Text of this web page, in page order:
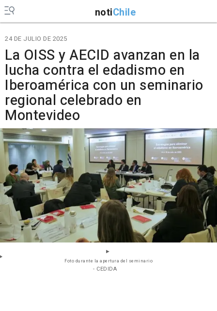
notiChile
24 DE JULIO DE 2025
La OISS y AECID avanzan en la
lucha contra el edadismo en
Iberoamérica con un seminario
regional celebrado en
Montevideo
Foto durante la apertura del seminario
- CEDIDA